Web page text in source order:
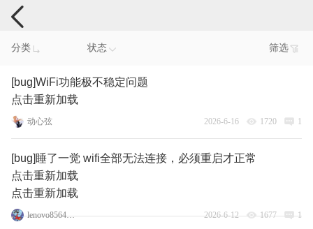
手机反馈
分类 状态 筛选
[bug]WiFi功能极不稳定问题
点击重新加载
动心弦 2026-6-16 1720 1
[bug]睡了一觉 wifi全部无法连接，必须重启才正常
点击重新加载
点击重新加载
lenovo85640277 2026-6-12 1677 1